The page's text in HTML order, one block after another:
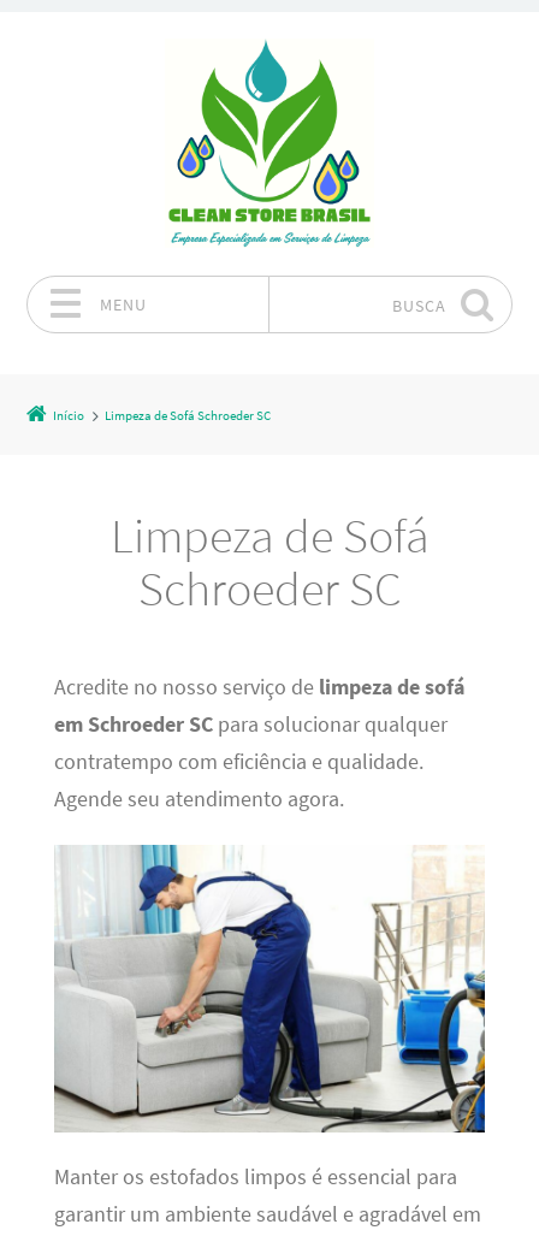
MENU BUSCA
Início Limpeza de Sofá Schroeder SC
Limpeza de Sofá
Schroeder SC
Acredite no nosso serviço de limpeza de sofá
em Schroeder SCpara solucionar qualquer
contratempo com eficiência e qualidade.
Agende seu atendimento agora.
Manter os estofados limpos é essencial para
garantir um ambiente saudável e agradável em